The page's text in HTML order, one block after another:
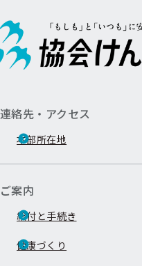
連絡先・アクセス
本部所在地
ご案内
給付と手続き
健康づくり